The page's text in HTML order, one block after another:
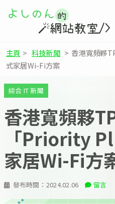
主頁 > 科技新聞 > 香港寬頻夥
式家居Wi-Fi方案
發布時間： 2024.02.06 留言
綜合 IT 新聞
香港寬頻夥
「Priority
家居Wi-Fi方